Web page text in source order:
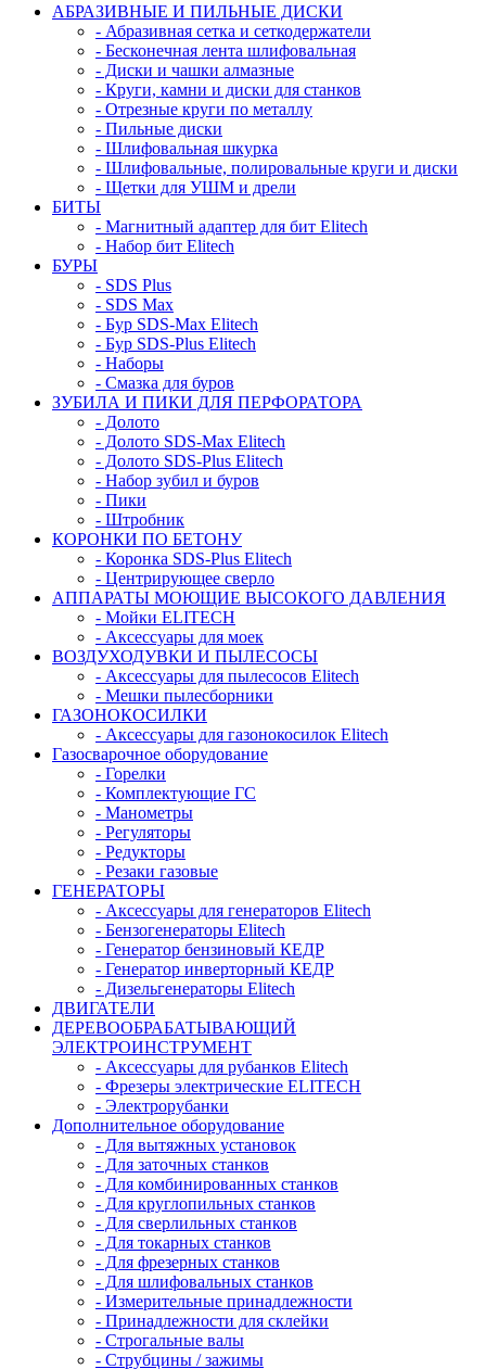
АБРАЗИВНЫЕ И ПИЛЬНЫЕ ДИСКИ
- Абразивная сетка и сеткодержатели
- Бесконечная лента шлифовальная
- Диски и чашки алмазные
- Круги, камни и диски для станков
- Отрезные круги по металлу
- Пильные диски
- Шлифовальная шкурка
- Шлифовальные, полировальные круги и диски
- Щетки для УШМ и дрели
БИТЫ
- Магнитный адаптер для бит Elitech
- Набор бит Elitech
БУРЫ
- SDS Plus
- SDS Max
- Бур SDS-Max Elitech
- Бур SDS-Plus Elitech
- Наборы
- Смазка для буров
ЗУБИЛА И ПИКИ ДЛЯ ПЕРФОРАТОРА
- Долото
- Долото SDS-Max Elitech
- Долото SDS-Plus Elitech
- Набор зубил и буров
- Пики
- Штробник
КОРОНКИ ПО БЕТОНУ
- Коронка SDS-Plus Elitech
- Центрирующее сверло
АППАРАТЫ МОЮЩИЕ ВЫСОКОГО ДАВЛЕНИЯ
- Мойки ELITECH
- Аксессуары для моек
ВОЗДУХОДУВКИ И ПЫЛЕСОСЫ
- Аксессуары для пылесосов Elitech
- Мешки пылесборники
ГАЗОНОКОСИЛКИ
- Аксессуары для газонокосилок Elitech
Газосварочное оборудование
- Горелки
- Комплектующие ГС
- Манометры
- Регуляторы
- Редукторы
- Резаки газовые
ГЕНЕРАТОРЫ
- Аксессуары для генераторов Elitech
- Бензогенераторы Elitech
- Генератор бензиновый КЕДР
- Генератор инверторный КЕДР
- Дизельгенераторы Elitech
ДВИГАТЕЛИ
ДЕРЕВООБРАБАТЫВАЮЩИЙ
ЭЛЕКТРОИНСТРУМЕНТ
- Аксессуары для рубанков Elitech
- Фрезеры электрические ELITECH
- Электрорубанки
Дополнительное оборудование
- Для вытяжных установок
- Для заточных станков
- Для комбинированных станков
- Для круглопильных станков
- Для сверлильных станков
- Для токарных станков
- Для фрезерных станков
- Для шлифовальных станков
- Измерительные принадлежности
- Принадлежности для склейки
- Строгальные валы
- Струбцины / зажимы